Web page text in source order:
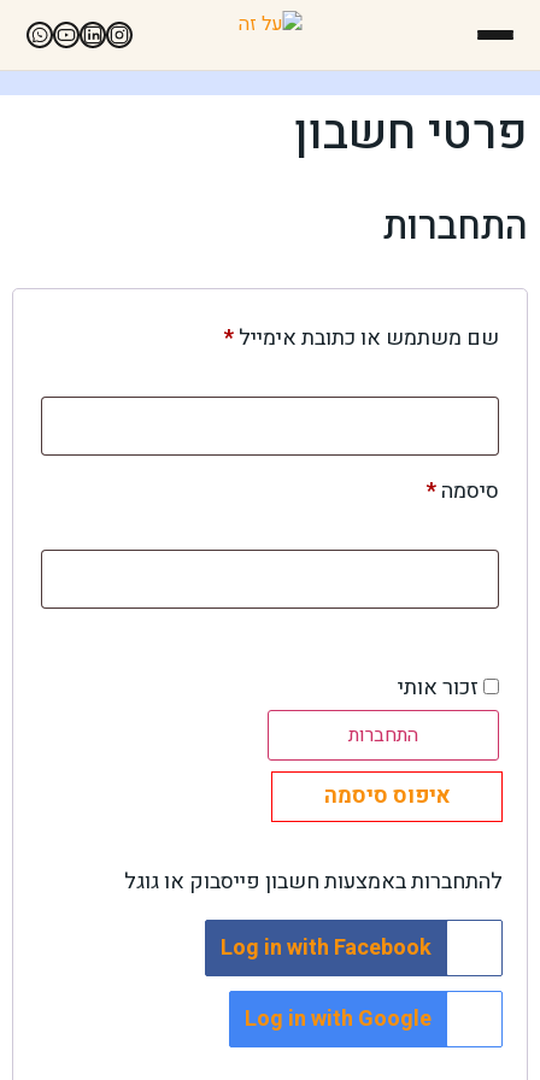
פרטי חשבון
התחברות
שם משתמש או כתובת אימייל*
סיסמה*
זכור אותי
התחברות
איפוס סיסמה
להתחברות באמצעות חשבון פייסבוק או גוגל
Log in with Facebook
Log in with Google